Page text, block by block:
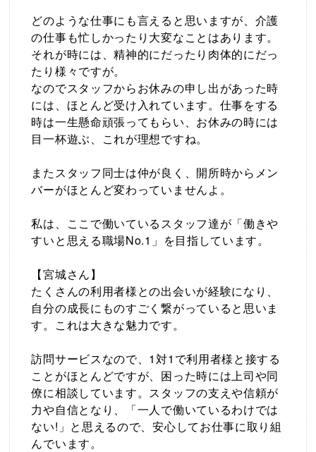
どのような仕事にも言えると思いますが、介護
の仕事も忙しかったり大変なことはあります。
それが時には、精神的にだったり肉体的にだっ
たり様々ですが。
なのでスタッフからお休みの申し出があった時
には、ほとんど受け入れています。仕事をする
時は一生懸命頑張ってもらい、お休みの時には
目一杯遊ぶ、これが理想ですね。
またスタッフ同士は仲が良く、開所時からメン
バーがほとんど変わっていませんよ。
私は、ここで働いているスタッフ達が「働きや
すいと思える職場No.1」を目指しています。
【宮城さん】
たくさんの利用者様との出会いが経験になり、
自分の成長にものすごく繋がっていると思いま
す。これは大きな魅力です。
訪問サービスなので、1対1で利用者様と接する
ことがほとんどですが、困った時には上司や同
僚に相談しています。スタッフの支えや信頼が
力や自信となり、「一人で働いているわけでは
ない!」と思えるので、安心してお仕事に取り組
んでいます。